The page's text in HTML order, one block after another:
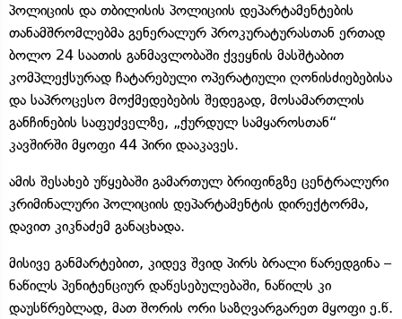
პოლიციის და თბილისის პოლიციის დეპარტამენტების
თანამშრომლებმა გენერალურ პროკურატურასთან ერთად
ბოლო 24 საათის განმავლობაში ქვეყნის მასშტაბით
კომპლექსურად ჩატარებული ოპერატიული ღონისძიებებისა
და საპროცესო მოქმედებების შედეგად, მოსამართლის
განჩინების საფუძველზე, „ქურდულ სამყაროსთან“
კავშირში მყოფი 44 პირი დააკავეს.
ამის შესახებ უწყებაში გამართულ ბრიფინგზე ცენტრალური
კრიმინალური პოლიციის დეპარტამენტის დირექტორმა,
დავით კიკნაძემ განაცხადა.
მისივე განმარტებით, კიდევ შვიდ პირს ბრალი წარედგინა –
ნაწილს პენიტენციურ დაწესებულებაში, ნაწილს კი
დაუსწრებლად, მათ შორის ორი საზღვარგარეთ მყოფი ე.წ.